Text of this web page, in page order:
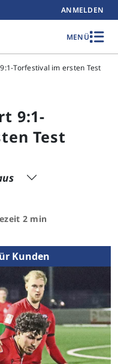
ANMELDEN
MENÜ
Torfestival im ersten Test
9:1-
Test
2 min
Kunden